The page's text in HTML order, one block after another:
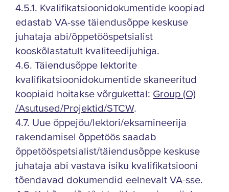
4.5.1. Kvalifikatsioonidokumentide koopiad
edastab VA-sse täiendusõppe keskuse
juhataja abi/õppetööspetsialist
kooskõlastatult kvaliteedijuhiga.
4.6. Täiendusõppe lektorite
kvalifikatsioonidokumentide skaneeritud
koopiaid hoitakse võrgukettal: Group (O)
/Asutused/Projektid/STCW.
4.7. Uue õppejõu/lektori/eksamineerija
rakendamisel õppetöös saadab
õppetööspetsialist/täiendusõppe keskuse
juhataja abi vastava isiku kvalifikatsiooni
tõendavad dokumendid eelnevalt VA-sse.